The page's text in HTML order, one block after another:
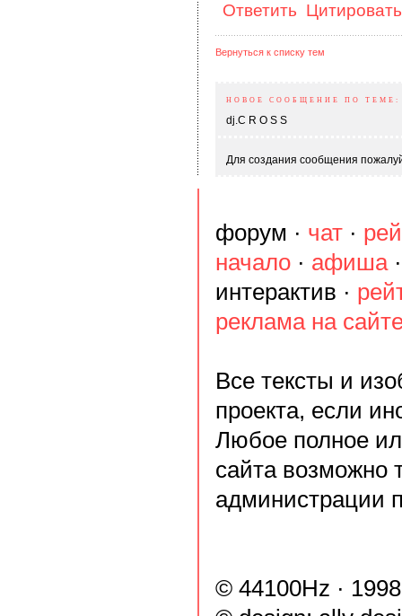
Ответить Цитировать
Вернуться к списку тем
НОВОЕ СООБЩЕНИЕ ПО ТЕМЕ:
dj.C R O S S
Для создания сообщения
форум · чат ·
начало · афиша
интерактив ·
реклама на
Все тексты и
проекта, если
Любое полное
сайта возможно
администрации
© 44100Hz ·